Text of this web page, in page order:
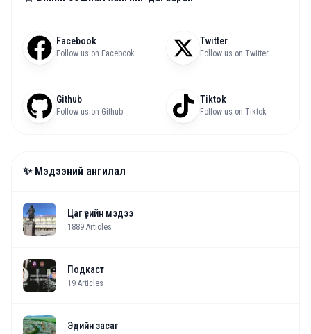
Facebook
Follow us on Facebook
Twitter
Follow us on Twitter
Github
Follow us on Github
Tiktok
Follow us on Tiktok
✨ Мэдээний ангилал
Цаг үеийн мэдээ
1889 Articles
Подкаст
19 Articles
Эдийн засаг